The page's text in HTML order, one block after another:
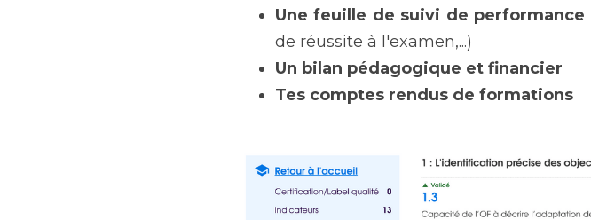
Une feuille de suivi de performance
de réussite à l'examen,...)
Un bilan pédagogique et financier
Tes comptes rendus de formations